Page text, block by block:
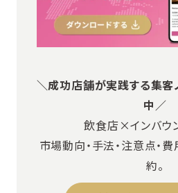
＼成功店舗が実践する集客
中／
飲食店×インバウ
市場動向・手法・注意点・
約。